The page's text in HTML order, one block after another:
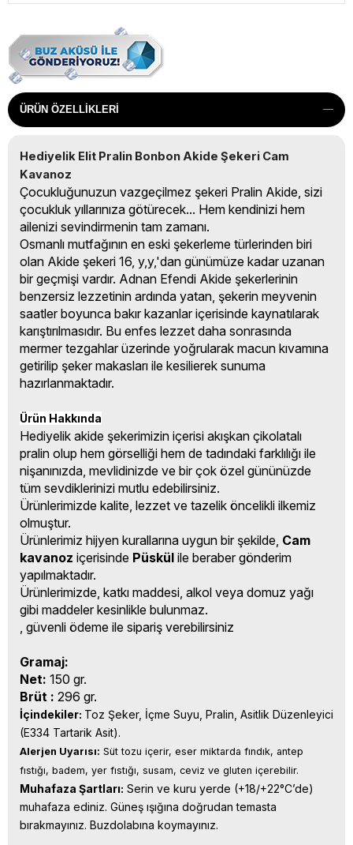
ÜRÜN ÖZELLIKLERI
Hediyelik Elit Pralin Bonbon Akide Şekeri Cam
Kavanoz
Çocukluğunuzun vazgeçilmez şekeri Pralin Akide, sizi
çocukluk yıllarınıza götürecek... Hem kendinizi hem
ailenizi sevindirmenin tam zamanı.
Osmanlı mutfağının en eski şekerleme türlerinden biri
olan Akide şekeri 16, y,y,'dan günümüze kadar uzanan
bir geçmişi vardır. Adnan Efendi Akide şekerlerinin
benzersiz lezzetinin ardında yatan, şekerin meyvenin
saatler boyunca bakır kazanlar içerisinde kaynatılarak
karıştırılmasıdır. Bu enfes lezzet daha sonrasında
mermer tezgahlar üzerinde yoğrularak macun kıvamına
getirilip şeker makasları ile kesilierek sunuma
hazırlanmaktadır.
Ürün Hakkında
Hediyelik akide şekerimizin içerisi akışkan çikolatalı
pralin olup hem görselliği hem de tadındaki farklılığı ile
nişanınızda, mevlidinizde ve bir çok özel gününüzde
tüm sevdiklerinizi mutlu edebilirsiniz.
Ürünlerimizde kalite, lezzet ve tazelik öncelikli ilkemiz
olmuştur.
Ürünlerimiz hijyen kurallarına uygun bir şekilde, Cam
kavanoz içerisinde Püskül ile beraber gönderim
yapılmaktadır.
Ürünlerimizde, katkı maddesi, alkol veya domuz yağı
gibi maddeler kesinlikle bulunmaz.
, güvenli ödeme ile sipariş verebilirsiniz
Gramaj:
Net: 150 gr.
Brüt : 296 gr.
İçindekiler: Toz Şeker, İçme Suyu, Pralin, Asitlik Düzenleyici
(E334 Tartarik Asit).
Alerjen Uyarısı: Süt tozu içerir, eser miktarda fındık, antep
fıstığı, badem, yer fıstığı, susam, ceviz ve gluten içerebilir.
Muhafaza Şartları: Serin ve kuru yerde (+18/+22°C’de)
muhafaza ediniz. Güneş ışığına doğrudan temasta
bırakmayınız. Buzdolabına koymayınız.